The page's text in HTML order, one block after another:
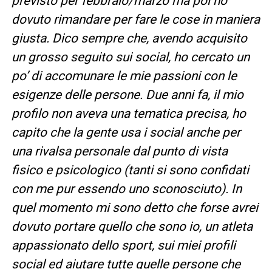
dovuto rimandare per fare le cose in maniera
giusta. Dico sempre che, avendo acquisito
un grosso seguito sui social, ho cercato un
po’ di accomunare le mie passioni con le
esigenze delle persone. Due anni fa, il mio
profilo non aveva una tematica precisa, ho
capito che la gente usa i social anche per
una rivalsa personale dal punto di vista
fisico e psicologico (tanti si sono confidati
con me pur essendo uno sconosciuto). In
quel momento mi sono detto che forse avrei
dovuto portare quello che sono io, un atleta
appassionato dello sport, sui miei profili
social ed aiutare tutte quelle persone che